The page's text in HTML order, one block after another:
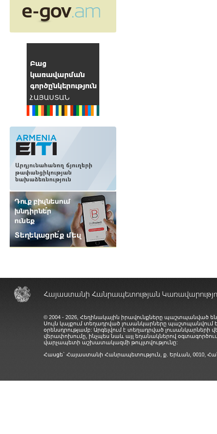
© 2004 - 2026, Հեղինակային իրավունքները պաշտպանված
Սույն կայքում տեղադրված լուսանկարները
օրենսդրությամբ: Արգելվում է տեղադրված
վերափոխումը, ինչպես նաև այլ եղանակներով
վարչապետի աշխատակազմի թույլտվությունը:
Հասցե` Հայաստանի Հանրապետություն, ք. Երևան, 0010,